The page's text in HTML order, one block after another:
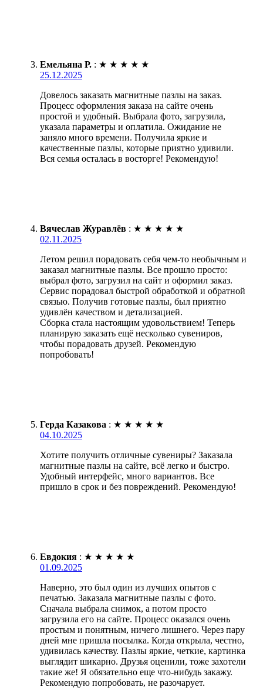
Емельяна Р. : ★ ★ ★ ★ ★
25.12.2025
Довелось заказать магнитные пазлы на заказ.
Процесс оформления заказа на сайте очень
простой и удобный. Выбрала фото, загрузила,
указала параметры и оплатила. Ожидание не
заняло много времени. Получила яркие и
качественные пазлы, которые приятно удивили.
Вся семья осталась в восторге! Рекомендую!
Вячеслав Журавлёв : ★ ★ ★ ★ ★
02.11.2025
Летом решил порадовать себя чем-то необычным и
заказал магнитные пазлы. Все прошло просто:
выбрал фото, загрузил на сайт и оформил заказ.
Сервис порадовал быстрой обработкой и обратной
связью. Получив готовые пазлы, был приятно
удивлён качеством и детализацией.
Сборка стала настоящим удовольствием! Теперь
планирую заказать ещё несколько сувениров,
чтобы порадовать друзей. Рекомендую
попробовать!
Герда Казакова : ★ ★ ★ ★ ★
04.10.2025
Хотите получить отличные сувениры? Заказала
магнитные пазлы на сайте, всё легко и быстро.
Удобный интерфейс, много вариантов. Все
пришло в срок и без повреждений. Рекомендую!
Евдокия : ★ ★ ★ ★ ★
01.09.2025
Наверно, это был один из лучших опытов с
печатью. Заказала магнитные пазлы с фото.
Сначала выбрала снимок, а потом просто
загрузила его на сайте. Процесс оказался очень
простым и понятным, ничего лишнего. Через пару
дней мне пришла посылка. Когда открыла, честно,
удивилась качеству. Пазлы яркие, четкие, картинка
выглядит шикарно. Друзья оценили, тоже захотели
такие же! Я обязательно еще что-нибудь закажу.
Рекомендую попробовать, не разочарует.